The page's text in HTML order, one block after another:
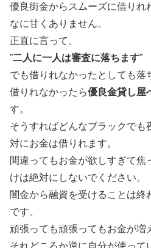
優良街金からスムーズに借りれ
なに甘くありません。
正直に言って、
”二人に一人は審査に落ちます”
でも借りれなかったとしても落
借りれなかったら優良金貸し屋
す。
そうすればどんなブラックでも
対にお金は借りれます。
間違ってもお金が欲しすぎて
けは絶対にしないでください。
闇金から融資を受けることは終
です。
頑張っても頑張ってもお金が増
それどころか逆に自分が使って